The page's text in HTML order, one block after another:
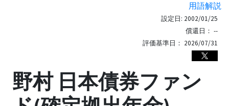
用語解説
設定日: 2002/01/25
償還日： --
評価基準日： 2026/07/31
野村 日本債券ファン